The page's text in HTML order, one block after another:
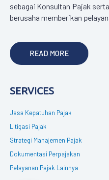
sebagai Konsultan Pajak
berusaha memberikan
READ MORE
SERVICES
Jasa Kepatuhan Pajak
Litigasi Pajak
Strategi Manajemen Pajak
Dokumentasi Perpajakan
Pelayanan Pajak Lainnya